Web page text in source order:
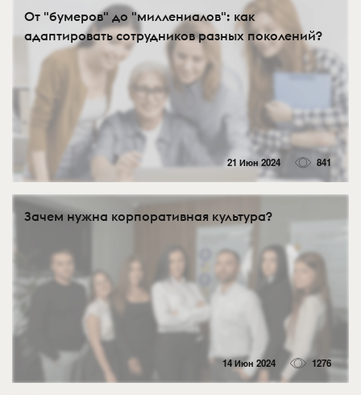
От "бумеров" до "миллениалов": как
адаптировать сотрудников разных поколений?
21 Июн 2024 841
Зачем нужна корпоративная культура?
14 Июн 2024 1276